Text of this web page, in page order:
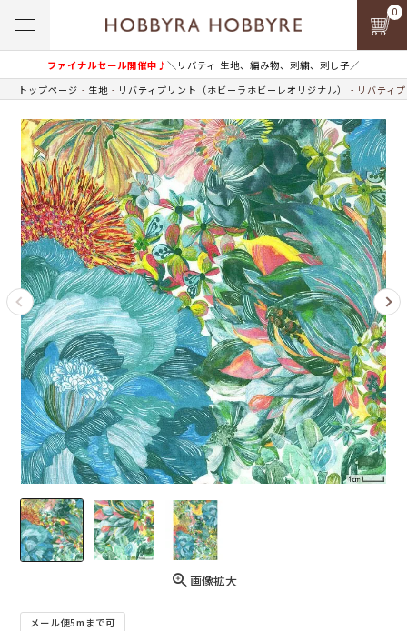
ファイナルセール開催中♪＼リバティ 生地、編み物、刺繍、刺し子／
0
トップページ 生地 リバティプリント（ホビーラホビーレオリジナル） リバティ
画像拡大
メール便5mまで可